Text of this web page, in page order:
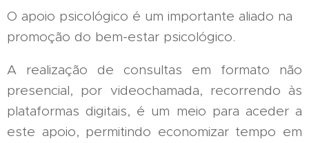
O apoio psicológico é um importante aliado na
promoção do bem-estar psicológico.
A realização de consultas em formato não
presencial, por videochamada, recorrendo às
plataformas digitais, é um meio para aceder a
este apoio, permitindo economizar tempo em